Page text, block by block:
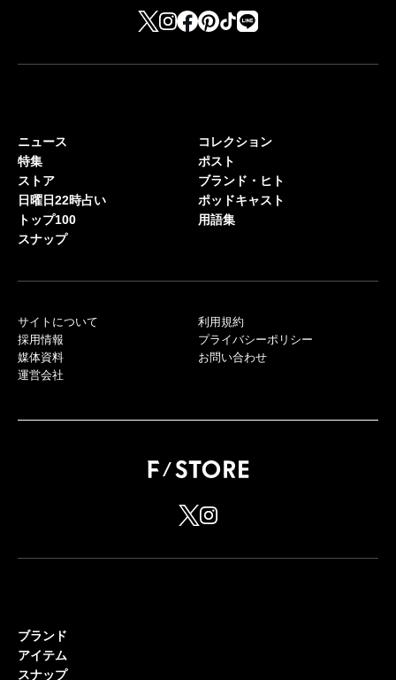
ニュース
特集
ストア
日曜日22時占い
トップ100
スナップ
コレクション
ポスト
ブランド・ヒト
ポッドキャスト
用語集
サイトについて
採用情報
媒体資料
運営会社
利用規約
プライバシーポリシー
お問い合わせ
ブランド
アイテム
スナップ